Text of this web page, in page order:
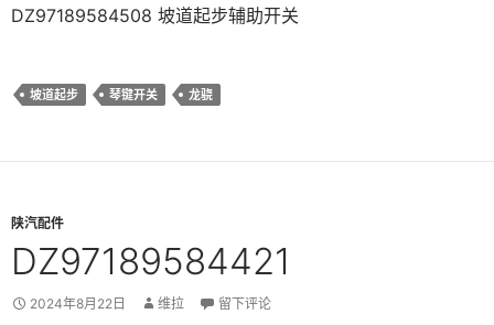
DZ97189584508 坡道起步辅助开关
坡道起步 琴键开关 龙骁
陕汽配件
DZ97189584421
2024年8月22日 维拉 留下评论